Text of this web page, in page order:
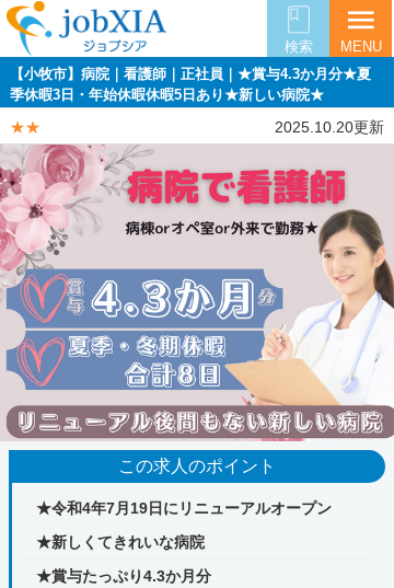
検索
menu
MENU
【小牧市】病院｜看護師｜正社員｜★賞与4.3か月分★夏
季休暇3日・年始休暇休暇5日あり★新しい病院★
★★ 2025.10.20更新
この求人のポイント
★令和4年7月19日にリニューアルオープン
★新しくてきれいな病院
★賞与たっぷり4.3か月分